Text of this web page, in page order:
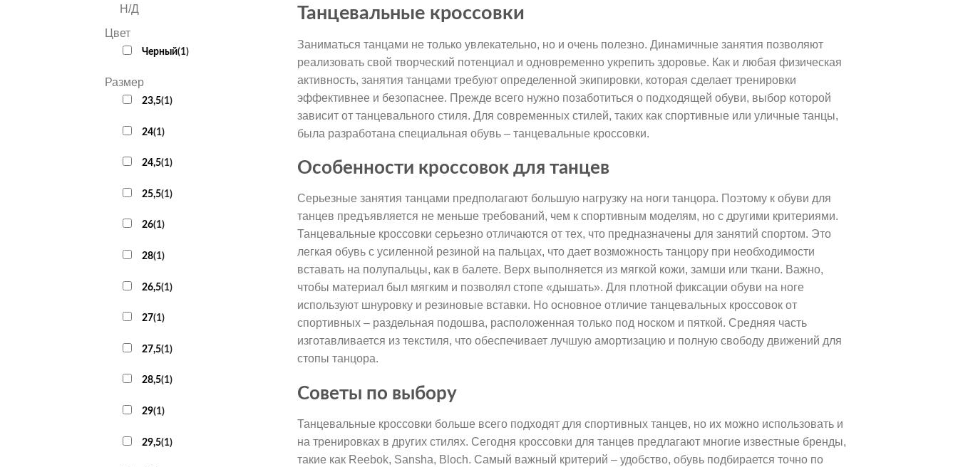
Н/Д
Цвет
Черный(1)
Размер
23,5(1)
24(1)
24,5(1)
25,5(1)
26(1)
28(1)
26,5(1)
27(1)
27,5(1)
28,5(1)
29(1)
29,5(1)
Танцевальные кроссовки
Заниматься танцами не только увлекательно, но и очень полезно. Динамичные занятия позволяют
реализовать свой творческий потенциал и одновременно укрепить здоровье. Как и любая физическая
активность, занятия танцами требуют определенной экипировки, которая сделает тренировки
эффективнее и безопаснее. Прежде всего нужно позаботиться о подходящей обуви, выбор которой
зависит от танцевального стиля. Для современных стилей, таких как спортивные или уличные танцы,
была разработана специальная обувь – танцевальные кроссовки.
Особенности кроссовок для танцев
Серьезные занятия танцами предполагают большую нагрузку на ноги танцора. Поэтому к обуви для
танцев предъявляется не меньше требований, чем к спортивным моделям, но с другими критериями.
Танцевальные кроссовки серьезно отличаются от тех, что предназначены для занятий спортом. Это
легкая обувь с усиленной резиной на пальцах, что дает возможность танцору при необходимости
вставать на полупальцы, как в балете. Верх выполняется из мягкой кожи, замши или ткани. Важно,
чтобы материал был мягким и позволял стопе «дышать». Для плотной фиксации обуви на ноге
используют шнуровку и резиновые вставки. Но основное отличие танцевальных кроссовок от
спортивных – раздельная подошва, расположенная только под носком и пяткой. Средняя часть
изготавливается из текстиля, что обеспечивает лучшую амортизацию и полную свободу движений для
стопы танцора.
Советы по выбору
Танцевальные кроссовки больше всего подходят для спортивных танцев, но их можно использовать и
на тренировках в других стилях. Сегодня кроссовки для танцев предлагают многие известные бренды,
такие как Reebok, Sansha, Bloch. Самый важный критерий – удобство, обувь подбирается точно по